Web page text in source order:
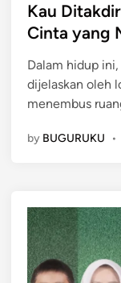
s
t
d
i
n
Kau
Cinta yang
Dalam hidup
dijelaskan oleh
menembus
by BUGURUKU •